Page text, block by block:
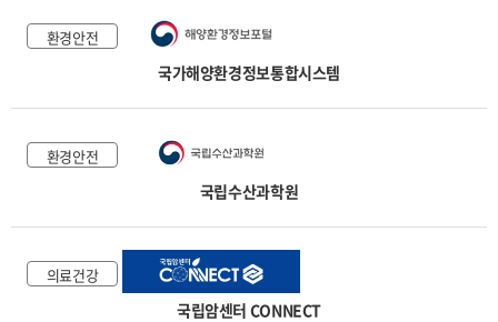
환경안전
국가해양환경정보통합시스템
환경안전
국립수산과학원
의료건강
국립암센터 CONNECT